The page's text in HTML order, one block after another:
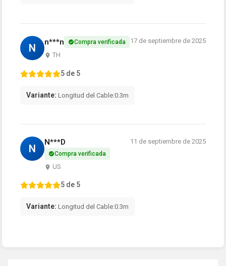
N n***n Compra verificada
TH
17 de septiembre de 2025
5 de 5
Variante: Longitud del Cable:0.3m
N
N***D
Compra verificada
US
11 de septiembre de 2025
5 de 5
Variante: Longitud del Cable:0.3m